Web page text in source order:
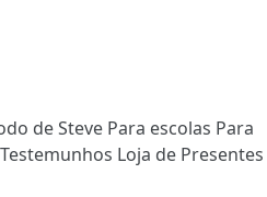
de Steve Para escolas Para
Testemunhos Loja de Presentes